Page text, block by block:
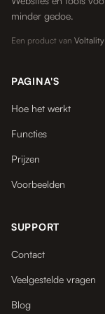
minder gedoe.
Een product van Voltality
PAGINA'S
Hoe het werkt
Functies
Prijzen
Voorbeelden
SUPPORT
Contact
Veelgestelde vragen
Blog